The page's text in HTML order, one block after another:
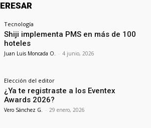
Tecnología
Shiji implementa PMS en más de 100
hoteles
Juan Luis Moncada O. - 4 junio, 2026
Elección del editor
¿Ya te registraste a los Eventex
Awards 2026?
Vero Sánchez G. - 29 enero, 2026